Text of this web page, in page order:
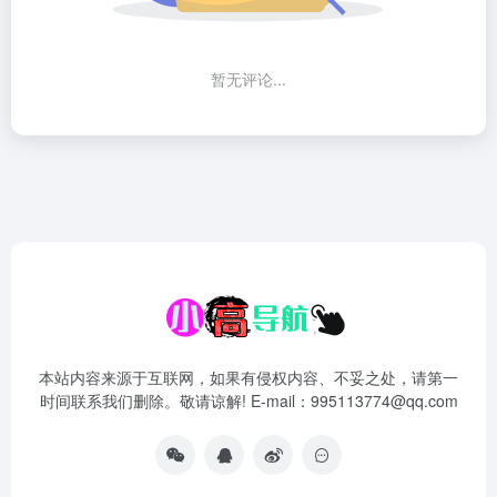
暂无评论...
本站内容来源于互联网，如果有侵权内容、不妥之处，请第一
时间联系我们删除。敬请谅解! E-mail：995113774@qq.com